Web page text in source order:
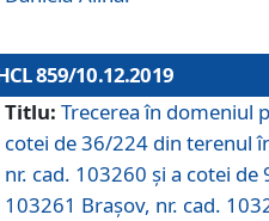
859/10.12.2019
Titlu: Trecerea în domeniul
cotei de 36/224 din terenul
nr. cad. 103260 și a cotei
103261 Brașov, nr. cad.